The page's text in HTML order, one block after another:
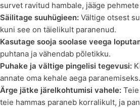
survet ravitud hambale, jääge
Säilitage suuhügieen: Vältige otsest
kuni see on täielikult paranenud.
Kasutage sooja soolase veega
puhtana ja vähendab põletikku.
Puhake ja vältige pingelisi tegevusi:
annate oma kehale aega paranemiseks.
Ärge jätke järelkohtumisi vahele:
teie hammas paraneb korralikult, ja